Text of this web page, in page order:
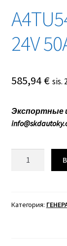
24V
585,94 € sis.
Экспортные
24V
Категория: